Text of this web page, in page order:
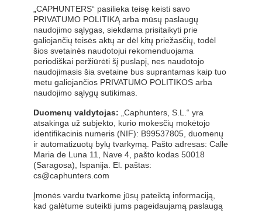
„CAPHUNTERS“ pasilieka teisę keisti savo
PRIVATUMO POLITIKĄ arba mūsų paslaugų
naudojimo sąlygas, siekdama prisitaikyti prie
galiojančių teisės aktų ar dėl kitų priežasčių, todėl
šios svetainės naudotojui rekomenduojama
periodiškai peržiūrėti šį puslapį, nes naudotojo
naudojimasis šia svetaine bus suprantamas kaip tuo
metu galiojančios PRIVATUMO POLITIKOS arba
naudojimo sąlygų sutikimas.
Duomenų valdytojas: „Caphunters, S.L.“ yra
atsakinga už subjekto, kurio mokesčių mokėtojo
identifikacinis numeris (NIF): B99537805, duomenų
ir automatizuotų bylų tvarkymą. Pašto adresas: Calle
Maria de Luna 11, Nave 4, pašto kodas 50018
(Saragosa), Ispanija. El. paštas:
cs@caphunters.com
Įmonės vardu tvarkome jūsų pateiktą informaciją,
kad galėtume suteikti jums pageidaujamą paslaugą